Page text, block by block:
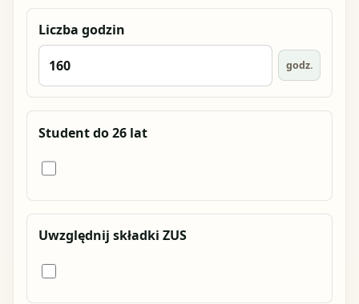
Liczba godzin
godz.
Student do 26 lat
Uwzględnij składki ZUS